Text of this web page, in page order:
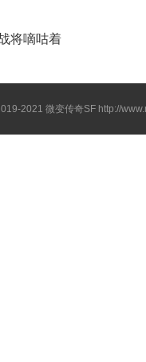
将嘀咕着
2021 微变传奇SF http://